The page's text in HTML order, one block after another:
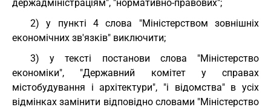
держадміністраціям", "нормативно-правових";
2) у пункті 4 слова "Міністерством зовнішніх
економічних зв'язків" виключити;
3) у тексті постанови слова "Міністерство
економіки", "Державний комітет у справах
містобудування і архітектури", "і відомства" в усіх
відмінках замінити відповідно словами "Міністерство